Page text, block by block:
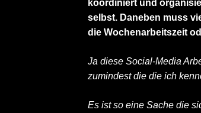
koordiniert und
selbst. Daneben muss
die Wochenarbeitszeit
Ja diese Social-Media
zumindest die die ich
Es ist so eine Sache die